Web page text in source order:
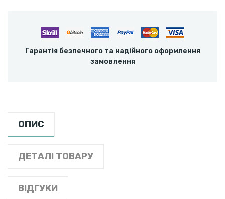
Гарантія безпечного та надійного оформлення
замовлення
ОПИС
ДЕТАЛІ ТОВАРУ
ВІДГУКИ